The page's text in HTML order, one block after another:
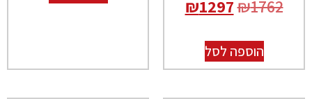
₪1762
₪1297
הוספה לסל